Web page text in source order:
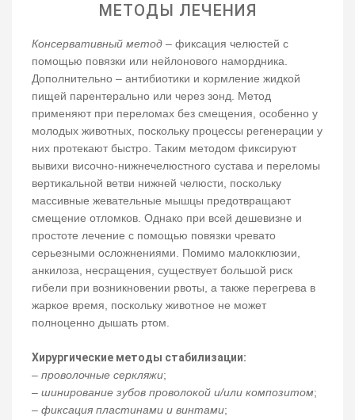
МЕТОДЫ ЛЕЧЕНИЯ
Консервативный метод – фиксация челюстей с
помощью повязки или нейлонового намордника.
Дополнительно – антибиотики и кормление жидкой
пищей парентерально или через зонд. Метод
применяют при переломах без смещения, особенно у
молодых животных, поскольку процессы регенерации у
них протекают быстро. Таким методом фиксируют
вывихи височно-нижнечелюстного сустава и переломы
вертикальной ветви нижней челюсти, поскольку
массивные жевательные мышцы предотвращают
смещение отломков. Однако при всей дешевизне и
простоте лечение с помощью повязки чревато
серьезными осложнениями. Помимо малокклюзии,
анкилоза, несращения, существует большой риск
гибели при возникновении рвоты, а также перегрева в
жаркое время, поскольку животное не может
полноценно дышать ртом.
Хирургические методы стабилизации:
– проволочные серкляжи;
– шинирование зубов проволокой и/или композитом;
– фиксация пластинами и винтами;